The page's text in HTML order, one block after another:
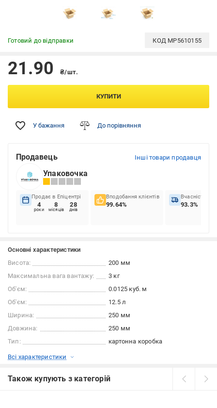
Готовий до відправки КОД MP5610155
21.90 ₴/шт.
КУПИТИ
У бажання До порівняння
Продавець Інші товари продавця
Упаковочка
Продає в Епіцентрі
4
роки
8
місяців
28
днів
Вподобання клієнтів
99.64%
Вчасність
93.3%
Основні характеристики
Висота:
200 мм
Максимальна вага вантажу:
3 кг
Об'єм:
0.0125 куб. м
Об'єм:
12.5 л
Ширина:
250 мм
Довжина:
250 мм
Тип:
картонна коробка
Всі характеристики
Також купують з категорій